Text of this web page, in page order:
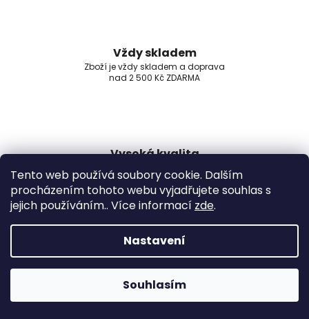
Tento web používá soubory cookie. Dalším
procházením tohoto webu vyjadřujete souhlas s
jejich používáním.. Více informací zde.
Nastavení
Souhlasím
Vždy skladem
Zboží je vždy skladem a doprava
nad 2 500 Kč ZDARMA
Vysoká kvalita
Naše chemie je v EU kvalitě,
žádná Čína
Certifikovaný dodavatel
Jsme certifikovaný a léty
prověřený dodavatel